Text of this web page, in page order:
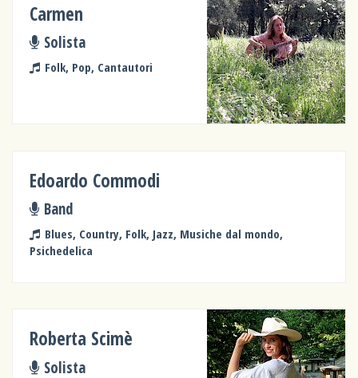
Carmen
Solista
Folk, Pop, Cantautori
Edoardo Commodi
Band
Blues, Country, Folk, Jazz, Musiche dal mondo,
Psichedelica
Roberta Scimè
Solista